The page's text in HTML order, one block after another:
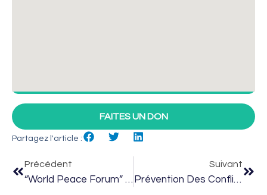
FAITES UN DON
Partagez l'article :
Précédent
“World Peace Forum” 2017
Suivant
Prévention Des Conflits Pour L’usage Des Terres Au Tchad